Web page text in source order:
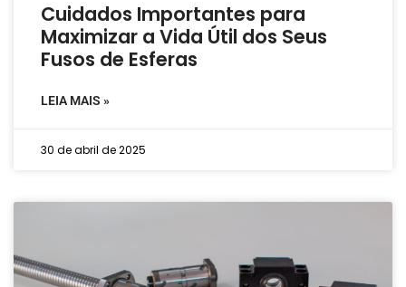
Cuidados Importantes para
Maximizar a Vida Útil dos Seus
Fusos de Esferas
LEIA MAIS »
30 de abril de 2025